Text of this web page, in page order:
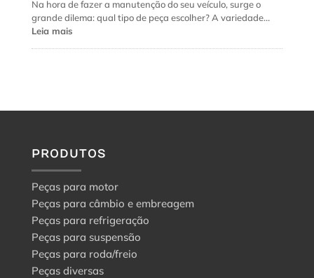
Na hora de fazer a manutenção do seu veículo, surge o
grande dilema: qual tipo de peça escolher? A variedade…
Leia mais:
o
a
PRODUTOS
Peças para motor
Peças para câmbio e embreagem
Peças para refrigeração
Peças para suspensão
Peças para roda/freio
Peças diversas